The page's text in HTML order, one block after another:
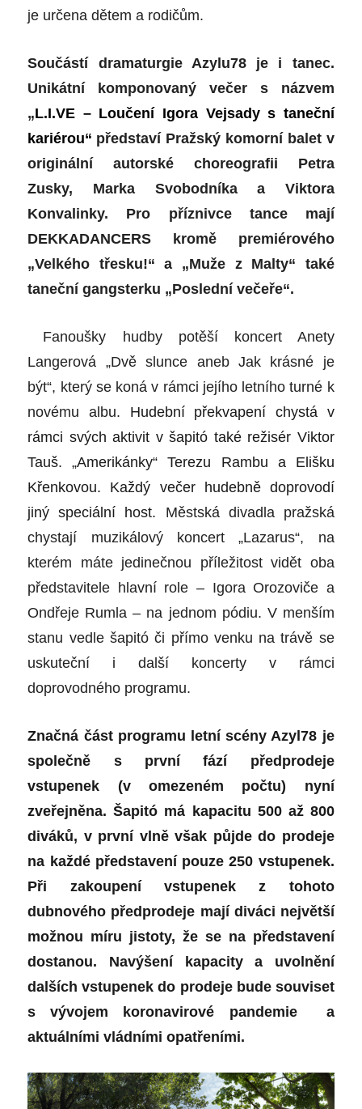
je určena dětem a rodičům.
Součástí dramaturgie Azylu78 je i tanec.
Unikátní komponovaný večer s názvem
„L.I.VE – Loučení Igora Vejsady s taneční
kariérou“ představí Pražský komorní balet v
originální autorské choreografii Petra
Zusky, Marka Svobodníka a Viktora
Konvalinky. Pro příznivce tance mají
DEKKADANCERS kromě premiérového
„Velkého třesku!“ a „Muže z Malty“ také
taneční gangsterku „Poslední večeře“.
Fanoušky hudby potěší koncert Anety
Langerová „Dvě slunce aneb Jak krásné je
být“, který se koná v rámci jejího letního turné k
novému albu. Hudební překvapení chystá v
rámci svých aktivit v šapitó také režisér Viktor
Tauš. „Amerikánky“ Terezu Rambu a Elišku
Křenkovou. Každý večer hudebně doprovodí
jiný speciální host. Městská divadla pražská
chystají muzikálový koncert „Lazarus“, na
kterém máte jedinečnou příležitost vidět oba
představitele hlavní role – Igora Orozoviče a
Ondřeje Rumla – na jednom pódiu. V menším
stanu vedle šapitó či přímo venku na trávě se
uskuteční i další koncerty v rámci
doprovodného programu.
Značná část programu letní scény Azyl78 je
společně s první fází předprodeje
vstupenek (v omezeném počtu) nyní
zveřejněna. Šapitó má kapacitu 500 až 800
diváků, v první vlně však půjde do prodeje
na každé představení pouze 250 vstupenek.
Při zakoupení vstupenek z tohoto
dubnového předprodeje mají diváci největší
možnou míru jistoty, že se na představení
dostanou. Navýšení kapacity a uvolnění
dalších vstupenek do prodeje bude souviset
s vývojem koronavirové pandemie a
aktuálními vládními opatřeními.